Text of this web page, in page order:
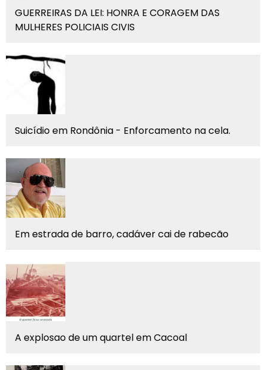
GUERREIRAS DA LEI: HONRA E CORAGEM DAS
MULHERES POLICIAIS CIVIS
Suicídio em Rondônia - Enforcamento na cela.
Em estrada de barro, cadáver cai de rabecão
A explosao de um quartel em Cacoal